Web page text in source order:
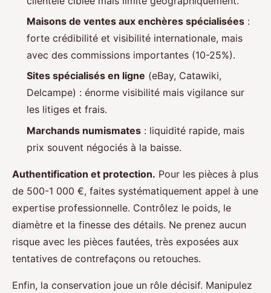
Maisons de ventes aux enchères spécialisées :
forte crédibilité et visibilité internationale, mais
avec des commissions importantes (10-25%).
Sites spécialisés en ligne (eBay, Catawiki,
Delcampe) : énorme visibilité mais vigilance sur
les litiges et frais.
Marchands numismates : liquidité rapide, mais
prix souvent négociés à la baisse.
Authentification et protection. Pour les pièces à plus
de 500-1 000 €, faites systématiquement appel à une
expertise professionnelle. Contrôlez le poids, le
diamètre et la finesse des détails. Ne prenez aucun
risque avec les pièces fautées, très exposées aux
tentatives de contrefaçons ou retouches.
Enfin, la conservation joue un rôle décisif. Manipulez